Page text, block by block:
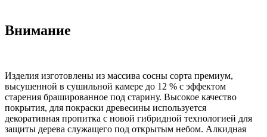
Внимание
Изделия изготовлены из массива сосны сорта премиум,
высушенной в сушильной камере до 12 % с эффектом
старения брашированное под старину. Высокое качество
покрытия, для покраски древесины используется
декоративная пропитка с новой гибридной технологией для
защиты дерева служащего под открытым небом. Алкидная